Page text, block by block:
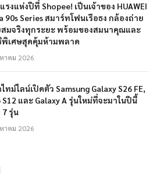
รงแห่งปีที่ Shopee! เป็นเจ้าของ HUAWEI
90s Series สมาร์ทโฟนเรือธง กล้องถ่าย
มจริงทุกระยะ พร้อมของสมนาคุณและ
เศษสุดคุ้มห้ามพลาด
าคม 2026
ทม์ไลน์เปิดตัว Samsung Galaxy S26 FE,
S12 และ Galaxy A รุ่นใหม่ที่จะมาในปีนี้
7 รุ่น
าคม 2026